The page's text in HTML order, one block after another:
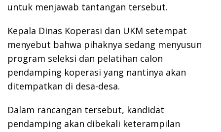
untuk menjawab tantangan tersebut.
Kepala Dinas Koperasi dan UKM setempat
menyebut bahwa pihaknya sedang menyusun
program seleksi dan pelatihan calon
pendamping koperasi yang nantinya akan
ditempatkan di desa-desa.
Dalam rancangan tersebut, kandidat
pendamping akan dibekali keterampilan